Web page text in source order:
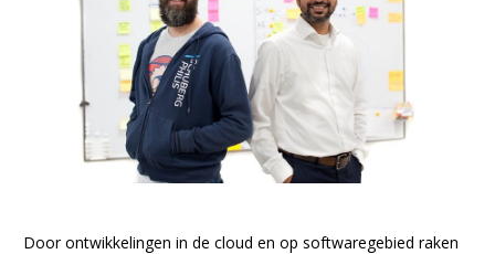
Door ontwikkelingen in de cloud en op softwaregebied raken